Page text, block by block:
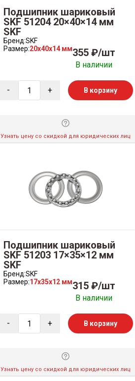
Подшипник шариковый
SKF 51204 20×40×14 мм
SKF
Бренд:SKF
Размер:20x40x14 мм355 ₽/шт
В наличии
- + В корзину
Узнать цену со скидкой для юридических лиц
Подшипник шариковый
SKF 51203 17×35×12 мм
SKF
Бренд:SKF
Размер:17x35x12 мм315 ₽/шт
В наличии
- + В корзину
Узнать цену со скидкой для юридических лиц